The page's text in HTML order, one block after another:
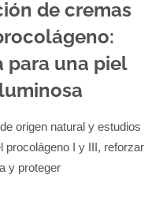
de cremas
para una piel
origen natural y estudios
procolágeno I y III, reforzar
y proteger